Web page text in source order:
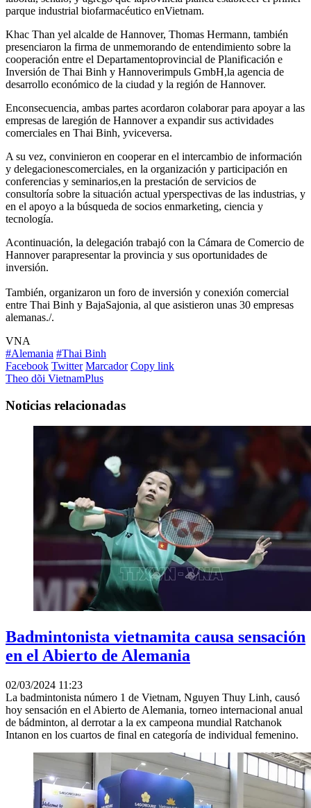
parque industrial biofarmacéutico enVietnam.
Khac Than yel alcalde de Hannover, Thomas Hermann, también
presenciaron la firma de unmemorando de entendimiento sobre la
cooperación entre el Departamentoprovincial de Planificación e
Inversión de Thai Binh y Hannoverimpuls GmbH,la agencia de
desarrollo económico de la ciudad y la región de Hannover.
Enconsecuencia, ambas partes acordaron colaborar para apoyar a las
empresas de laregión de Hannover a expandir sus actividades
comerciales en Thai Binh, yviceversa.
A su vez, convinieron en cooperar en el intercambio de información
y delegacionescomerciales, en la organización y participación en
conferencias y seminarios,en la prestación de servicios de
consultoría sobre la situación actual yperspectivas de las industrias, y
en el apoyo a la búsqueda de socios enmarketing, ciencia y
tecnología.
Acontinuación, la delegación trabajó con la Cámara de Comercio de
Hannover parapresentar la provincia y sus oportunidades de
inversión.
También, organizaron un foro de inversión y conexión comercial
entre Thai Binh y BajaSajonia, al que asistieron unas 30 empresas
alemanas./.
VNA
#Alemania #Thai Binh
Facebook Twitter Marcador Copy link
Theo dõi VietnamPlus
Noticias relacionadas
Badmintonista vietnamita causa sensación
en el Abierto de Alemania
02/03/2024 11:23
La badmintonista número 1 de Vietnam, Nguyen Thuy Linh, causó
hoy sensación en el Abierto de Alemania, torneo internacional anual
de bádminton, al derrotar a la ex campeona mundial Ratchanok
Intanon en los cuartos de final en categoría de individual femenino.